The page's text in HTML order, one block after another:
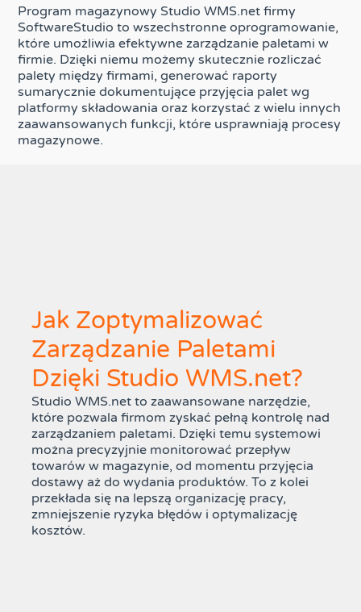
Program magazynowy Studio WMS.net firmy
SoftwareStudio to wszechstronne oprogramowanie,
które umożliwia efektywne zarządzanie paletami w
firmie. Dzięki niemu możemy skutecznie rozliczać
palety między firmami, generować raporty
sumarycznie dokumentujące przyjęcia palet wg
platformy składowania oraz korzystać z wielu innych
zaawansowanych funkcji, które usprawniają procesy
magazynowe.
Jak Zoptymalizować
Zarządzanie Paletami
Dzięki Studio WMS.net?
Studio WMS.net to zaawansowane narzędzie,
które pozwala firmom zyskać pełną kontrolę nad
zarządzaniem paletami. Dzięki temu systemowi
można precyzyjnie monitorować przepływ
towarów w magazynie, od momentu przyjęcia
dostawy aż do wydania produktów. To z kolei
przekłada się na lepszą organizację pracy,
zmniejszenie ryzyka błędów i optymalizację
kosztów.